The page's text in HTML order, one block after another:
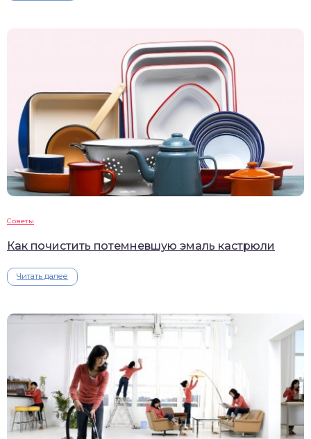
Советы
Как почистить потемневшую эмаль кастрюли
Читать далее